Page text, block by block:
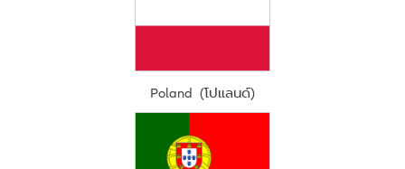
Poland (โปแลนด์)